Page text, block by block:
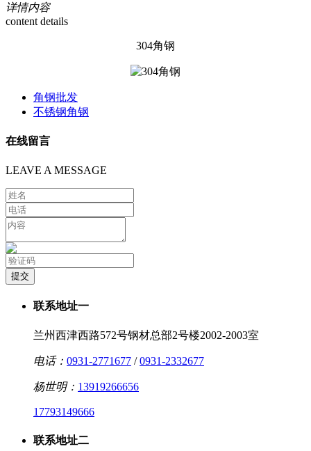
详情内容
content details
304角钢
角钢批发
不锈钢角钢
在线留言
LEAVE A MESSAGE
联系地址一
兰州西津西路572号钢材总部2号楼2002-2003室
电话： 0931-2771677 /0931-2332677
杨世明： 13919266656
17793149666
联系地址二